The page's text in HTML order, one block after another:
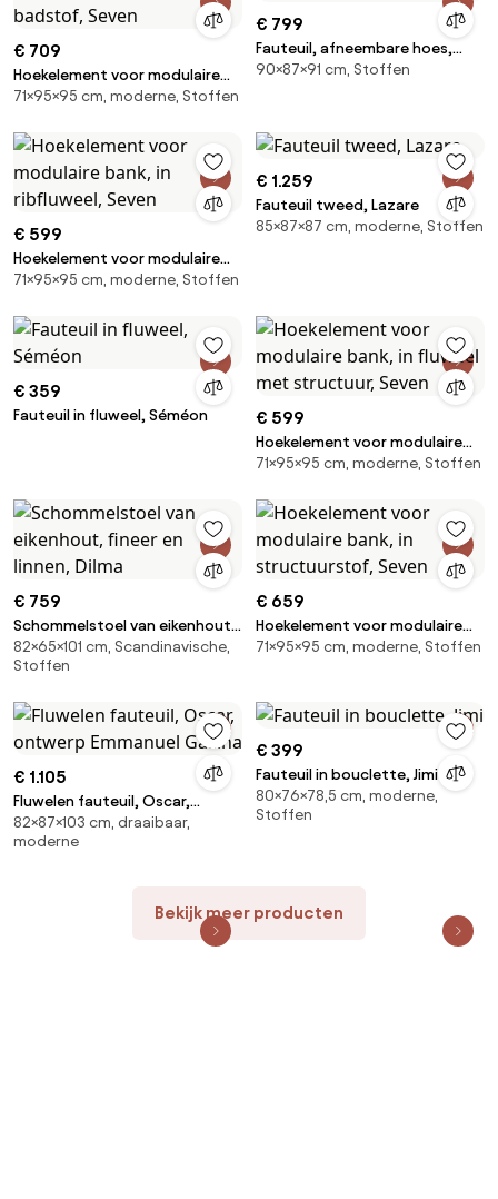
€ 709
Hoekelement voor modulaire
bank, in badstof, Seven
71×95×95 cm, moderne, Stoffen
€ 799
Fauteuil, afneembare hoes,
polyester, Odna
90×87×91 cm, Stoffen
€ 599
Hoekelement voor modulaire
bank, in ribfluweel, Seven
71×95×95 cm, moderne, Stoffen
€ 1.259
Fauteuil tweed, Lazare
85×87×87 cm, moderne, Stoffen
€ 359
Fauteuil in fluweel, Séméon € 599
Hoekelement voor modulaire
bank, in fluweel met structuur,
71×95×95 cm, moderne, Stoffen
€ 759
Schommelstoel van eikenhout,
fineer en linnen, Dilma
82×65×101 cm, Scandinavische,
Stoffen
€ 659
Hoekelement voor modulaire
bank, in structuurstof, Seven
71×95×95 cm, moderne, Stoffen
€ 1.105
Fluwelen fauteuil, Oscar,
ontwerp Emmanuel Gallina
82×87×103 cm, draaibaar,
moderne
€ 399
Fauteuil in bouclette, Jimi
80×76×78,5 cm, moderne,
Stoffen
Bekijk meer producten